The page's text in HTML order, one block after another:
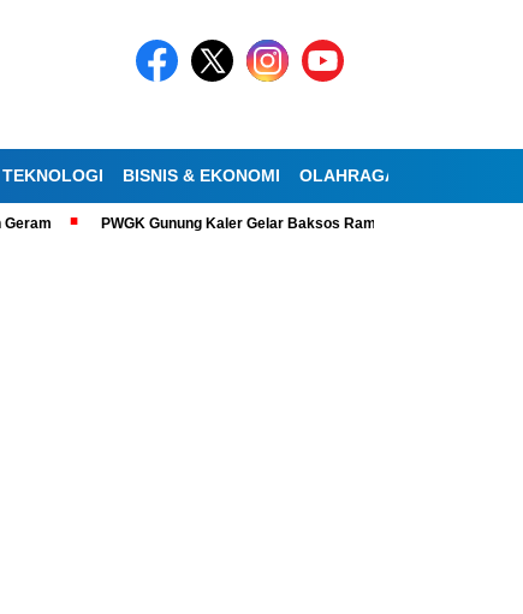
TEKNOLOGI BISNIS & EKONOMI OLAHRAGA
PWGK Gunung Kaler Gelar Baksos Ramadan, Bantu Lansia